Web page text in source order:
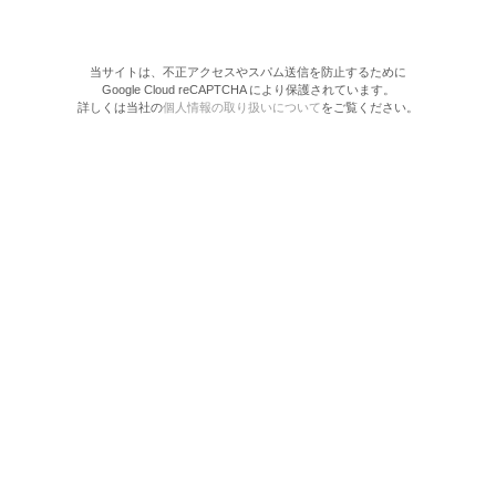
当サイトは、不正アクセスやスパム送信を防止するために
Google Cloud reCAPTCHA により保護されています。
詳しくは当社の個人情報の取り扱いについてをご覧ください。